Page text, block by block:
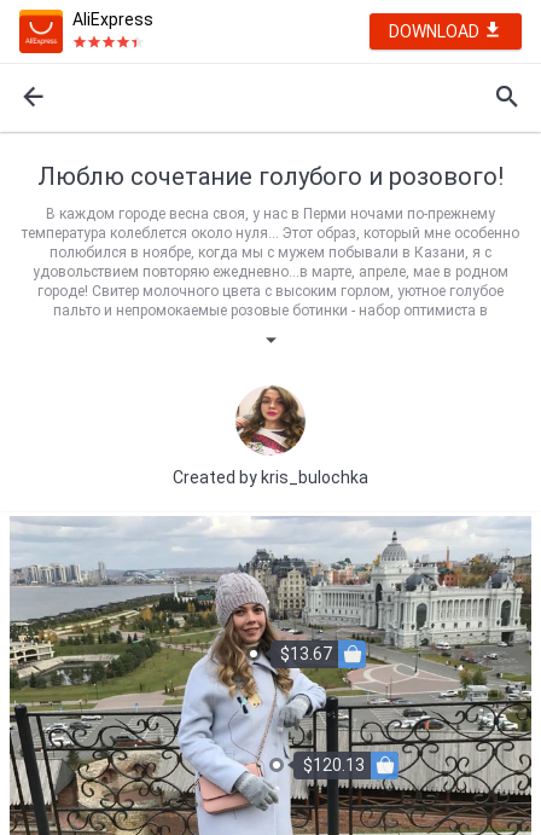
AliExpress
DOWNLOAD
Люблю сочетание голубого и розового!
В каждом городе весна своя, у нас в Перми ночами по-прежнему
температура колеблется около нуля... Этот образ, который мне особенно
полюбился в ноябре, когда мы с мужем побывали в Казани, я с
удовольствием повторяю ежедневно...в марте, апреле, мае в родном
городе! Свитер молочного цвета с высоким горлом, уютное голубое
пальто и непромокаемые розовые ботинки - набор оптимиста в
Created bykris_bulochka
$13.67
$120.13